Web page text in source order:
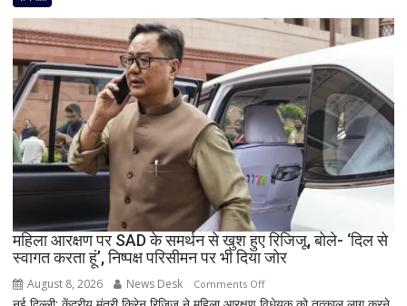
में
फिर
हलचल!
PM
मोदी
से
मिलेंगे
पवार
गुट
के
सभी
8
डीलिमिटेशन
महिला आरक्षण पर SAD के समर्थन से खुश हुए रिजिजू, बोले- ‘दिल से
स्वागत करता हूं’, निष्पक्ष परिसीमन पर भी दिया जोर
August 8, 2026 News Desk Comments Offon
महिला